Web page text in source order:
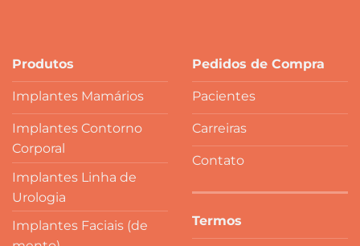
Produtos
Implantes Mamários
Implantes Contorno
Corporal
Implantes Linha de
Urologia
Implantes Faciais (de
Pedidos de Compra
Pacientes
Carreiras
Contato
Termos